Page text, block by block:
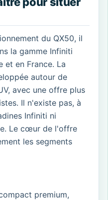
du QX50, il
la gamme Infiniti
et en France. La
autour de
avec une offre plus
Il n'existe pas, à
Infiniti ni
Le cœur de l'offre
les segments
premium,